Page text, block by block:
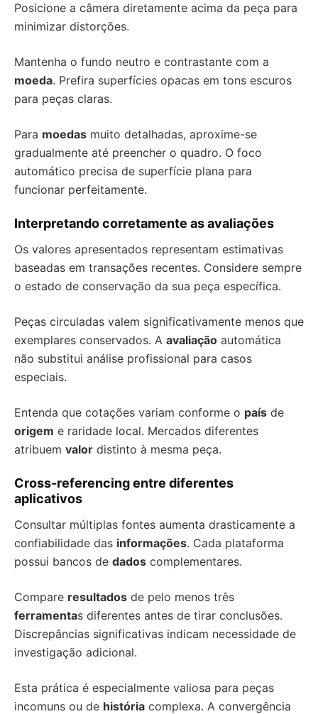
Posicione a câmera diretamente acima da peça para
minimizar distorções.
Mantenha o fundo neutro e contrastante com a
moeda. Prefira superfícies opacas em tons escuros
para peças claras.
Para moedas muito detalhadas, aproxime-se
gradualmente até preencher o quadro. O foco
automático precisa de superfície plana para
funcionar perfeitamente.
Interpretando corretamente as avaliações
Os valores apresentados representam estimativas
baseadas em transações recentes. Considere sempre
o estado de conservação da sua peça específica.
Peças circuladas valem significativamente menos que
exemplares conservados. A avaliação automática
não substitui análise profissional para casos
especiais.
Entenda que cotações variam conforme o país de
origem e raridade local. Mercados diferentes
atribuem valor distinto à mesma peça.
Cross-referencing entre diferentes
aplicativos
Consultar múltiplas fontes aumenta drasticamente a
confiabilidade das informações. Cada plataforma
possui bancos de dados complementares.
Compare resultados de pelo menos três
ferramentas diferentes antes de tirar conclusões.
Discrepâncias significativas indicam necessidade de
investigação adicional.
Esta prática é especialmente valiosa para peças
incomuns ou de história complexa. A convergência